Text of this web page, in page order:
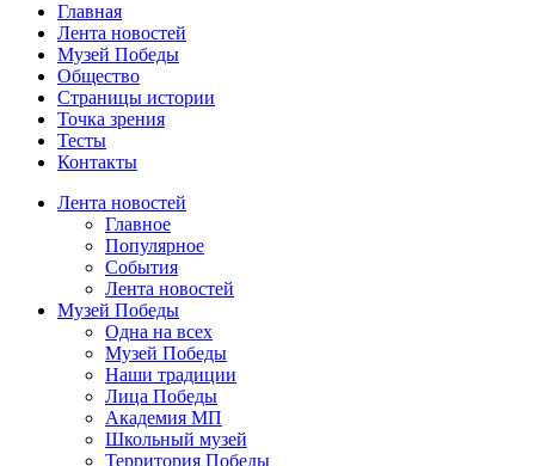
Главная
Лента новостей
Музей Победы
Общество
Страницы истории
Точка зрения
Тесты
Контакты
Лента новостей
Главное
Популярное
События
Лента новостей
Музей Победы
Одна на всех
Музей Победы
Наши традиции
Лица Победы
Академия МП
Школьный музей
Территория Победы